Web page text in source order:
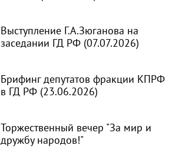
Выступление Г.А.Зюганова на
заседании ГД РФ (07.07.2026)
Брифинг депутатов фракции КПРФ
в ГД РФ (23.06.2026)
Торжественный вечер "За мир и
дружбу народов!"